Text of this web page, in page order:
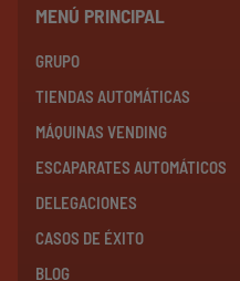
MENÚ PRINCIPAL
GRUPO
TIENDAS AUTOMÁTICAS
MÁQUINAS VENDING
ESCAPARATES AUTOMÁTICOS
DELEGACIONES
CASOS DE ÉXITO
BLOG